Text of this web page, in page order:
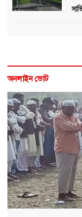
অনলাইন ভোট